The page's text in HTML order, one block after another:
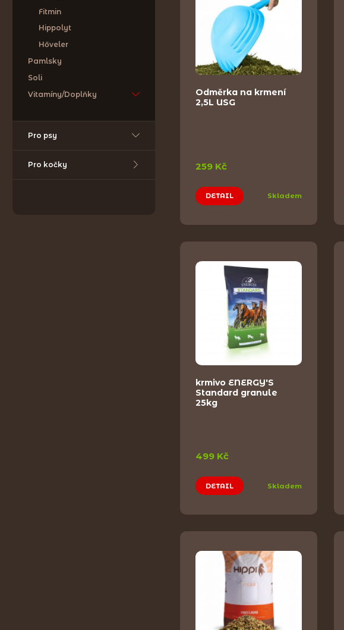
Fitmin
Hippolyt
Hőveler
Pamlsky
Soli
Vitamíny/Doplňky
Pro psy
Pro kočky
Odměrka na krmení
2,5L USG
259 Kč
DETAIL Skladem
krmivo ENERGY'S
Standard granule
25kg
499 Kč
DETAIL Skladem